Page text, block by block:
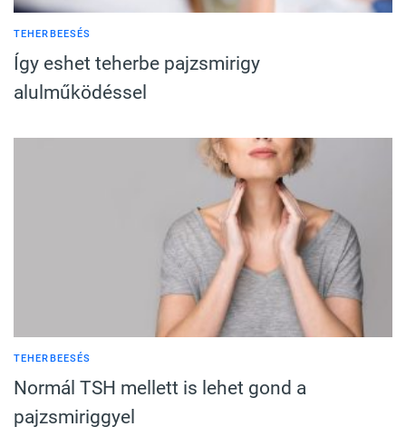
TEHERBEESÉS
Így eshet teherbe pajzsmirigy
alulműködéssel
TEHERBEESÉS
Normál TSH mellett is lehet gond a
pajzsmiriggyel